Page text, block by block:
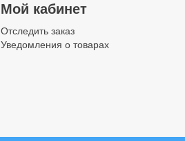
Мой кабинет
Отследить заказ
Уведомления о товарах